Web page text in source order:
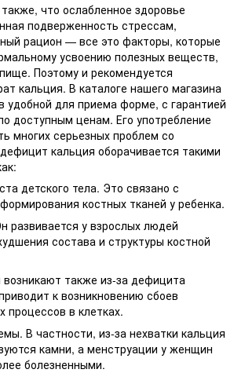
что ослабленное здоровье
подверженность стрессам,
рацион — все это факторы, которые
усвоению полезных веществ,
Поэтому и рекомендуется
кальция. В каталоге нашего магазина
удобной для приема форме, с гарантией
доступным ценам. Его употребление
многих серьезных проблем со
кальция оборачивается такими
детского тела. Это связано с
костных тканей у ребенка.
развивается у взрослых людей
состава и структуры костной
возникают также из-за дефицита
к возникновению сбоев
процессов в клетках.
В частности, из-за нехватки кальция
камни, а менструации у женщин
болезненными.